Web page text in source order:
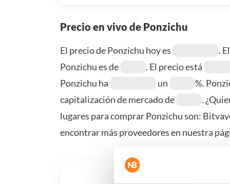
Precio en vivo de Ponzichu
El precio de Ponzichu hoy es
.
Ponzichu es de
. El precio está
Ponzichu ha
un %.
capitalización de mercado de
.
lugares para comprar Ponzichu son:
encontrar más proveedores en nuestra